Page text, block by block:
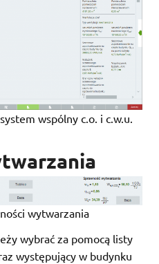
wspólny c.o. i c.w.u.
wytwarzania
wybrać za pomocą listy
występujący w budynku